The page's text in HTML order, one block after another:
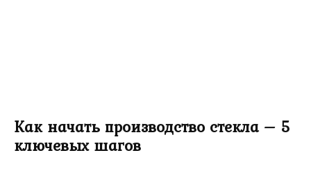
Как начать производство стекла – 5
ключевых шагов